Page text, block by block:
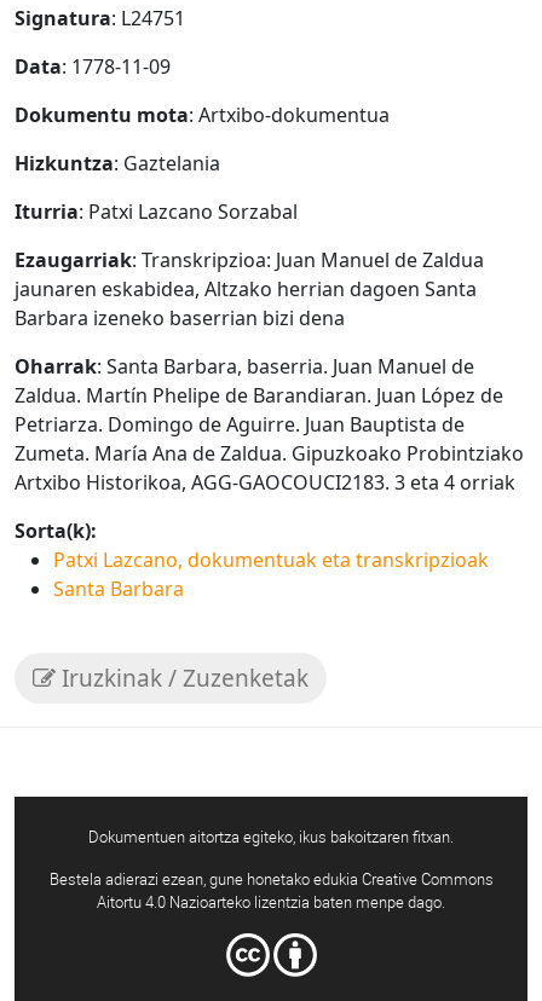
Signatura: L24751
Data: 1778-11-09
Dokumentu mota: Artxibo-dokumentua
Hizkuntza: Gaztelania
Iturria: Patxi Lazcano Sorzabal
Ezaugarriak: Transkripzioa: Juan Manuel de Zaldua
jaunaren eskabidea, Altzako herrian dagoen Santa
Barbara izeneko baserrian bizi dena
Oharrak: Santa Barbara, baserria. Juan Manuel de
Zaldua. Martín Phelipe de Barandiaran. Juan López de
Petriarza. Domingo de Aguirre. Juan Bauptista de
Zumeta. María Ana de Zaldua. Gipuzkoako Probintziako
Artxibo Historikoa, AGG-GAOCOUCI2183. 3 eta 4 orriak
Sorta(k):
Patxi Lazcano, dokumentuak eta transkripzioak
Santa Barbara
Iruzkinak / Zuzenketak
Dokumentuen aitortza egiteko, ikus bakoitzaren fitxan.
Bestela adierazi ezean, gune honetako edukia Creative Commons
Aitortu 4.0 Nazioarteko lizentzia baten menpe dago.